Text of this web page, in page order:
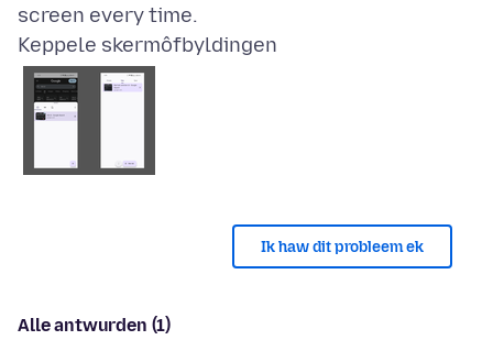
Keppele skermôfbyldingen
Ik haw dit probleem ek
Alle antwurden (1)